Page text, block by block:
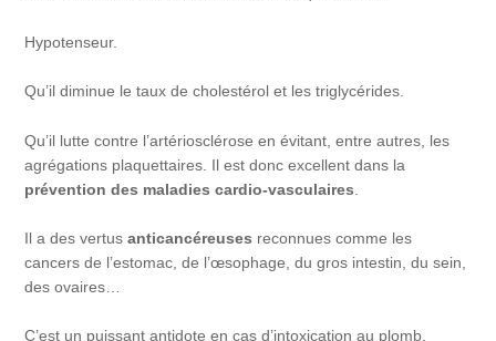
Hypotenseur.
Qu’il diminue le taux de cholestérol et les triglycérides.
Qu’il lutte contre l’artériosclérose en évitant, entre autres, les
agrégations plaquettaires. Il est donc excellent dans la
prévention des maladies cardio-vasculaires
Il a des vertusanticancéreuses reconnues comme les
cancers de l’estomac, de l’œsophage, du gros intestin, du sein,
des ovaires…
C’est un puissant antidote en cas d’intoxication au plomb.